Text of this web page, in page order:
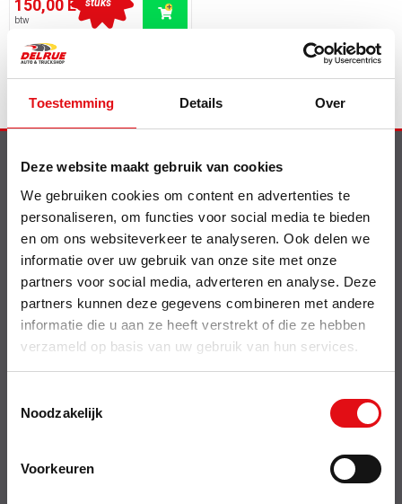
Toestemming Details Over
Deze website maakt gebruik van cookies
We gebruiken cookies om content en advertenties te
personaliseren, om functies voor social media te bieden
en om ons websiteverkeer te analyseren. Ook delen we
informatie over uw gebruik van onze site met onze
partners voor social media, adverteren en analyse. Deze
partners kunnen deze gegevens combineren met andere
informatie die u aan ze heeft verstrekt of die ze hebben
verzameld op basis van uw gebruik van hun services.
Noodzakelijk
Voorkeuren
150,00 EURincl.
btw
Shell smeermiddelen
Contact
Delrue Cataloog
Bebat wetgeving
Privacy policy
Transportkosten